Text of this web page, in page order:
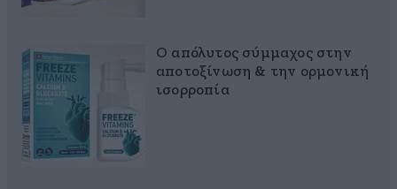
Ο απόλυτος σύμμαχος στην
αποτοξίνωση & την ορμονική
ισορροπία